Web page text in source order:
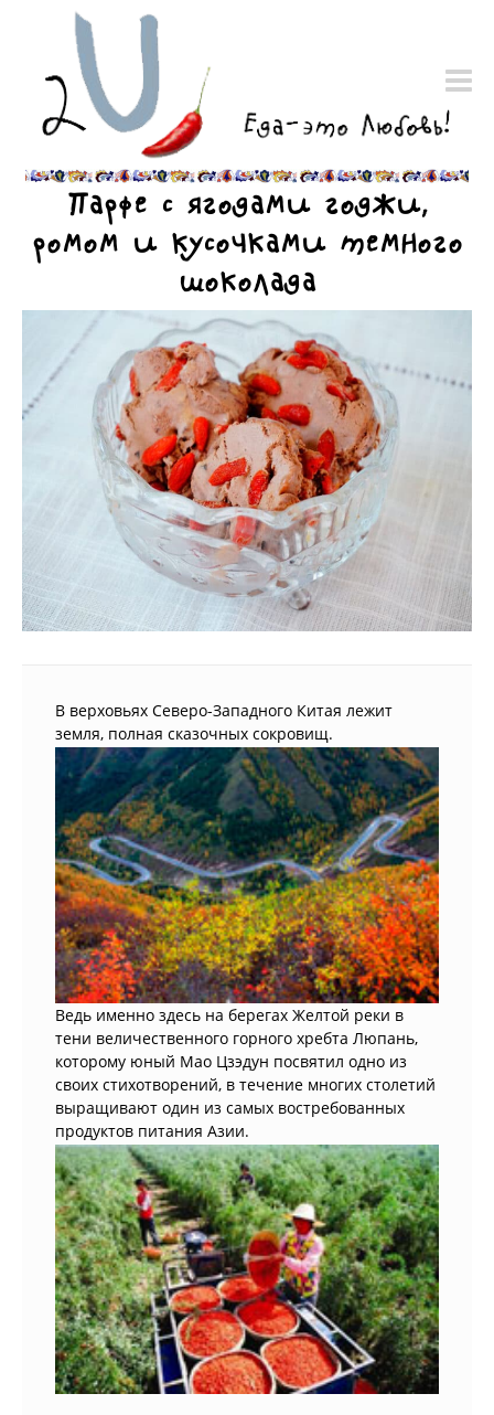
Парфе с ягодами годжи,
ромом и кусочками темного
шоколада
В верховьях Северо-Западного Китая лежит
земля, полная сказочных сокровищ.
Ведь именно здесь на берегах Желтой реки в
тени величественного горного хребта Люпань,
которому юный Мао Цзэдун посвятил одно из
своих стихотворений, в течение многих столетий
выращивают один из самых востребованных
продуктов питания Азии.